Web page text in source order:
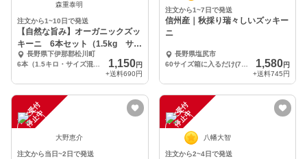
森重泰明
注文から1~10日で発送
【自然な旨み】オーガニックズッ
キーニ 6本セット（1.5kg サイ
ズ混合）
長野県下伊那郡松川町
1,150円
+送料690円
注文から1~7日で発送
信州産｜秋採り瑞々しいズッキー
ニ
長野県塩尻市
1,580円
+送料745円
注
文
受
付
停
止
中
大野恵介
注文から当日~2日で発送
注
文
受
付
停
止
中
八幡大智
注文から2~4日で発送